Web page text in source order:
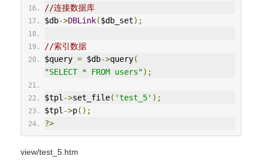
//连接数据库
$db->DBLink($db_set);
//索引数据
$query = $db->query(
"SELECT * FROM users");
$tpl ->set_file( 'test_5' );
$tpl ->p();
?>
view/test_5.htm